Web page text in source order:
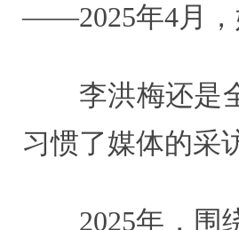
——2025年4月，
李洪梅还是
习惯了媒体的采
2025年，围